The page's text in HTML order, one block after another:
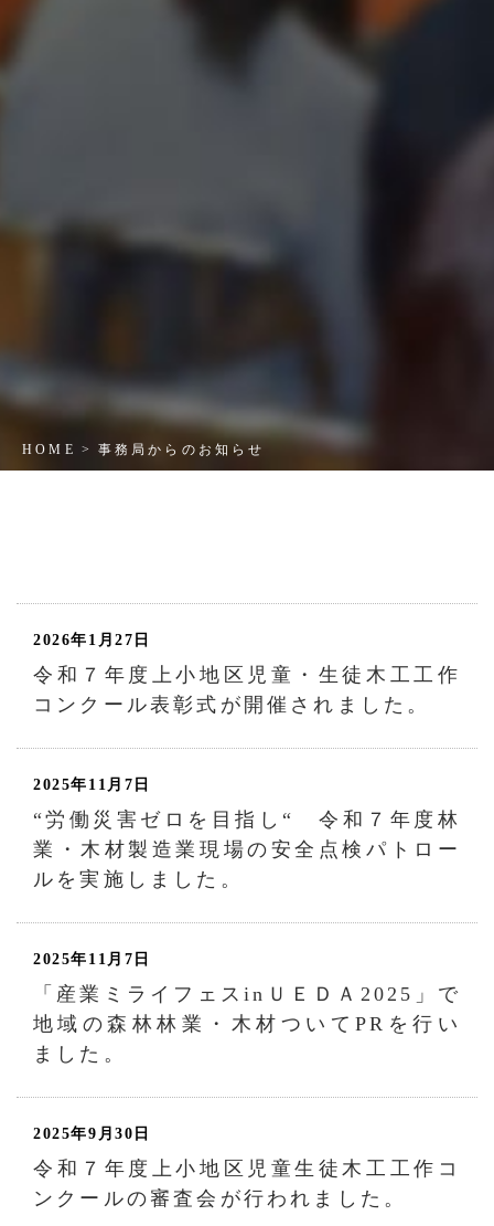
HOME 事務局からのお知らせ
2026年1月27日
令和７年度上小地区児童・生徒木工工作
コンクール表彰式が開催されました。
2025年11月7日
“労働災害ゼロを目指し“ 令和７年度林
業・木材製造業現場の安全点検パトロー
ルを実施しました。
2025年11月7日
「産業ミライフェスinＵＥＤＡ2025」で
地域の森林林業・木材ついてPRを行い
ました。
2025年9月30日
令和７年度上小地区児童生徒木工工作コ
ンクールの審査会が行われました。